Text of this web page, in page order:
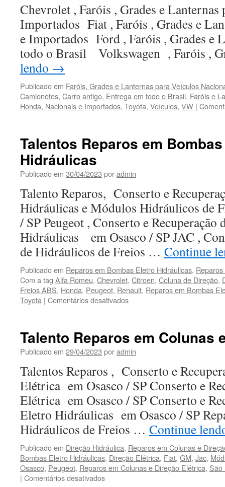
e
em
DF
Chevrolet , Faróis , Grades e Lanternas
Importados Fiat , Faróis , Grades e
e Importados Ford , Faróis , Grades e
todo o Brasil Volkswagen , Faróis ,
lendo →
Publicado em Faróis, Grades e Lanternas para Veículos
Camionetes, Carro antigo, Entrega em todo o Brasil, Faróis e
Honda, Nacionais e Importados, Toyota, Veículos, VW |
Talentos Reparos em
Hidráulicas
Publicado em 30/04/2023 poradmin
Talento Reparos, Conserto e
Hidráulicas e Módulos Hidráulicos de
/ SP Peugeot , Conserto e Recuperação
Hidráulicas em Osasco / SP JAC ,
de Hidráulicos de Freios … Continue
Publicado em Reparos em Bombas Eletro Hidráulicas,
Com a tag Alfa Romeu, Chevrolet, Citroen, Coluna de Direção,
Freios ABS, Honda, Peugeot, Renault, Reparos em Bombas
Toyota | Comentários desativados
Bombas
Eletro
Talento Reparos em Colunas
Publicado em 29/04/2023 poradmin
Talentos Reparos , Conserto e
Elétrica em Osasco / SP Conserto e
Elétrica em Osasco / SP Conserto e
Eletro Hidráulicas em Osasco / SP
Hidráulicos de Freios … Continue
Publicado em Direção Hidráulica, Reparos em Colunas e
Bombas Eletro Hidráulicas, Direção Elétrica, Fiat, GM, Jac,
Osasco, Peugeot, Reparos em Colunas e Direção Elétrica, São
| Comentários desativados